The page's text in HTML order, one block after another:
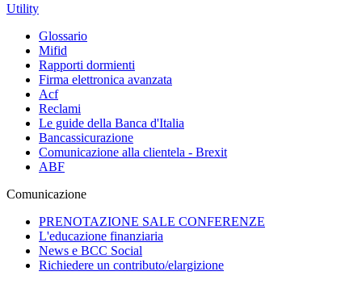
Utility
Glossario
Mifid
Rapporti dormienti
Firma elettronica avanzata
Acf
Reclami
Le guide della Banca d'Italia
Bancassicurazione
Comunicazione alla clientela - Brexit
ABF
Comunicazione
PRENOTAZIONE SALE CONFERENZE
L'educazione finanziaria
News e BCC Social
Richiedere un contributo/elargizione